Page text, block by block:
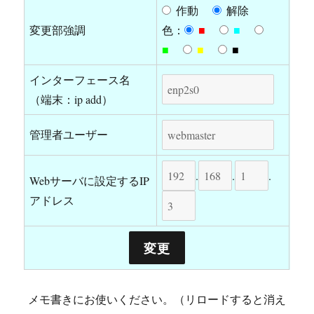
変更部強調
作動
解除
色：
■
■
■
■ ■
インターフェース名
（端末：ip add）
管理者ユーザー
Webサーバに設定するIP
アドレス
. . .
メモ書きにお使いください。（リロードすると消え